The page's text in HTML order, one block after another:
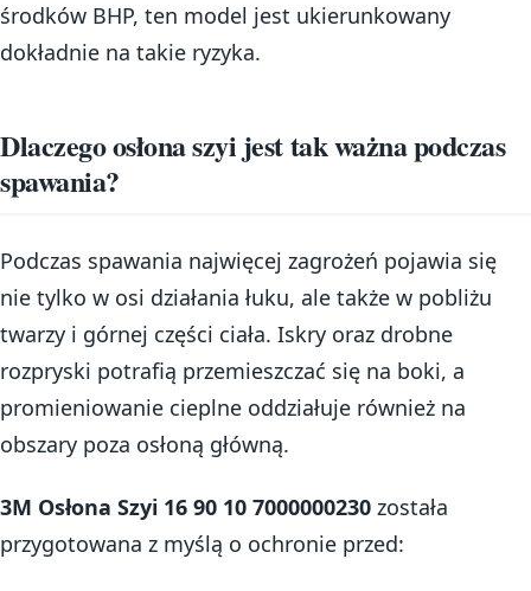
środków BHP, ten model jest ukierunkowany
dokładnie na takie ryzyka.
Dlaczego osłona szyi jest tak ważna podczas
spawania?
Podczas spawania najwięcej zagrożeń pojawia się
nie tylko w osi działania łuku, ale także w pobliżu
twarzy i górnej części ciała. Iskry oraz drobne
rozpryski potrafią przemieszczać się na boki, a
promieniowanie cieplne oddziałuje również na
obszary poza osłoną główną.
3M Osłona Szyi 16 90 10 7000000230 została
przygotowana z myślą o ochronie przed: